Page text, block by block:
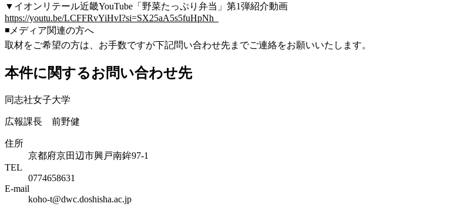
▼イオンリテール近畿YouTube「野菜たっぷり弁当」第1弾紹介動画
https://youtu.be/LCFFRvYiHvI?si=SX25aA5s5fuHpNh_
◾️メディア関連の方へ
取材をご希望の方は、お手数ですが下記問い合わせ先までご連絡をお願いいたします。
本件に関するお問い合わせ先
同志社女子大学
広報課長 前野健
住所
京都府京田辺市興戸南鉾97-1
TEL
0774658631
E-mail
koho-t@dwc.doshisha.ac.jp